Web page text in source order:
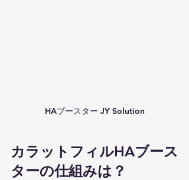
HAブースター JY Solution
カラットフィルHAブース
ターの仕組みは？